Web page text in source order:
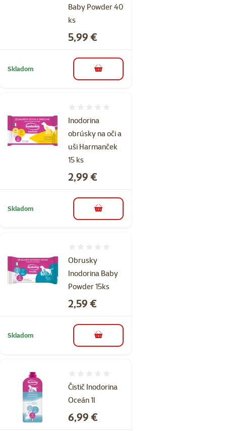
Baby Powder 40
ks
Cena
5,99 €
Skladom do košíka
Inodorina
obrúsky na oči a
uši Harmanček
15 ks
Cena
2,99 €
Skladom do košíka
Obrusky
Inodorina Baby
Powder 15ks
Cena
2,59 €
Skladom do košíka
Čistič Inodorina
Oceán 1l
Cena
6,99 €